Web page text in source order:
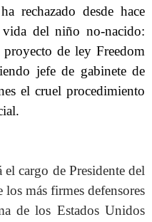
rechazado desde hace
del niño no-nacido:
de ley Freedom
jefe de gabinete de
el cruel procedimiento
cargo de Presidente del
más firmes defensores
de los Estados Unidos